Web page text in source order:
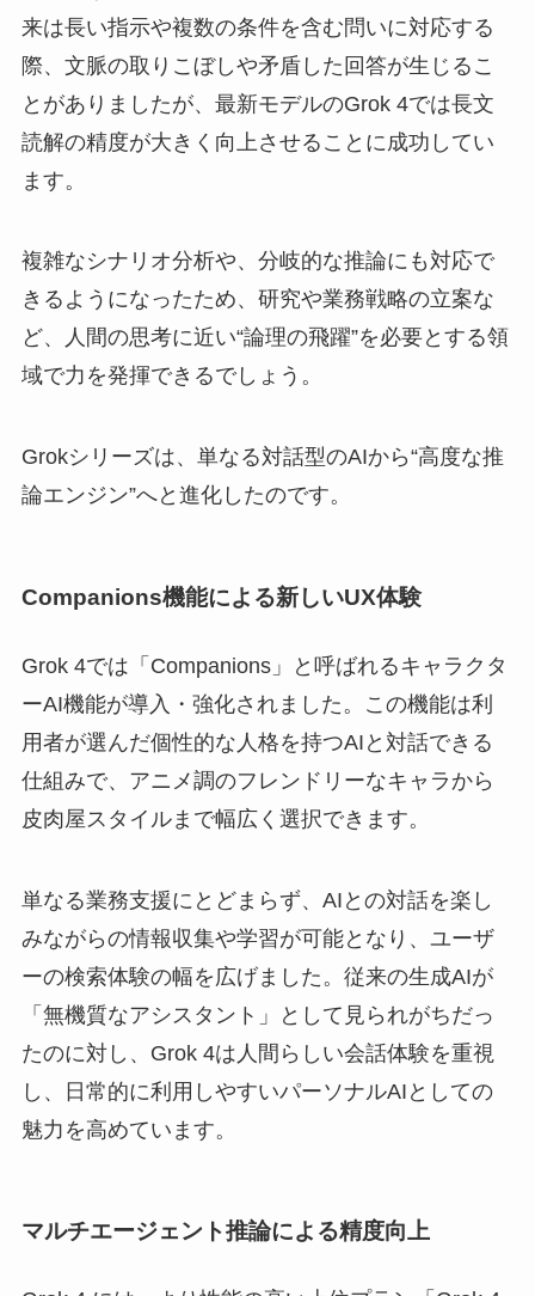
来は長い指示や複数の条件を含む問いに対応する
際、文脈の取りこぼしや矛盾した回答が生じるこ
とがありましたが、最新モデルのGrok 4では長文
読解の精度が大きく向上させることに成功してい
ます。
複雑なシナリオ分析や、分岐的な推論にも対応で
きるようになったため、研究や業務戦略の立案な
ど、人間の思考に近い“論理の飛躍”を必要とする領
域で力を発揮できるでしょう。
Grokシリーズは、単なる対話型のAIから“高度な推
論エンジン”へと進化したのです。
Companions機能による新しいUX体験
Grok 4では「Companions」と呼ばれるキャラクタ
ーAI機能が導入・強化されました。この機能は利
用者が選んだ個性的な人格を持つAIと対話できる
仕組みで、アニメ調のフレンドリーなキャラから
皮肉屋スタイルまで幅広く選択できます。
単なる業務支援にとどまらず、AIとの対話を楽し
みながらの情報収集や学習が可能となり、ユーザ
ーの検索体験の幅を広げました。従来の生成AIが
「無機質なアシスタント」として見られがちだっ
たのに対し、Grok 4は人間らしい会話体験を重視
し、日常的に利用しやすいパーソナルAIとしての
魅力を高めています。
マルチエージェント推論による精度向上